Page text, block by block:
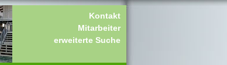
Kontakt
Mitarbeiter
erweiterte Suche